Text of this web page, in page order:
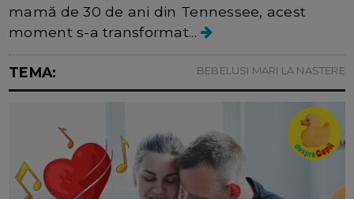
mamă de 30 de ani din Tennessee, acest
moment s-a transformat...
TEMA: BEBELUSI MARI LA NASTERE